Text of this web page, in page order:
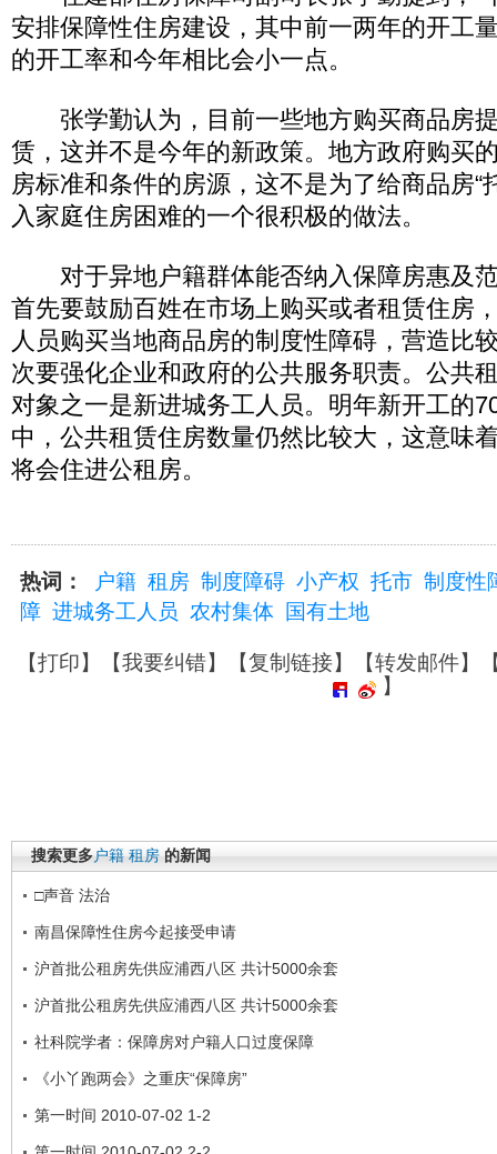
安排保障性住房建设，其中前一两年的开工
的开工率和今年相比会小一点。
张学勤认为，目前一些地方购买商品房
赁，这并不是今年的新政策。地方政府购买
房标准和条件的房源，这不是为了给商品房“
入家庭住房困难的一个很积极的做法。
对于异地户籍群体能否纳入保障房惠及
首先要鼓励百姓在市场上购买或者租赁住房
人员购买当地商品房的制度性障碍，营造比
次要强化企业和政府的公共服务职责。公共
对象之一是新进城务工人员。明年新开工的
中，公共租赁住房数量仍然比较大，这意味
将会住进公租房。
热词： 户籍 租房 制度障碍 小产权 托市 制度性
障 进城务工人员 农村集体 国有土地
【打印】【我要纠错】【复制链接】【转发邮件】
】
搜索更多户籍 租房 的新闻
□声音 法治
南昌保障性住房今起接受申请
沪首批公租房先供应浦西八区 共计5000余套
沪首批公租房先供应浦西八区 共计5000余套
社科院学者：保障房对户籍人口过度保障
《小丫跑两会》之重庆“保障房”
第一时间 2010-07-02 1-2